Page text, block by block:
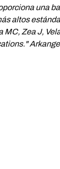
una
altos
Zea J,